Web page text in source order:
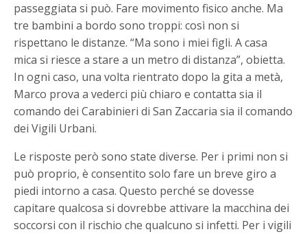
passeggiata si può. Fare movimento fisico anche. Ma
tre bambini a bordo sono troppi: così non si
rispettano le distanze. “Ma sono i miei figli. A casa
mica si riesce a stare a un metro di distanza”, obietta.
In ogni caso, una volta rientrato dopo la gita a metà,
Marco prova a vederci più chiaro e contatta sia il
comando dei Carabinieri di San Zaccaria sia il comando
dei Vigili Urbani.
Le risposte però sono state diverse. Per i primi non si
può proprio, è consentito solo fare un breve giro a
piedi intorno a casa. Questo perché se dovesse
capitare qualcosa si dovrebbe attivare la macchina dei
soccorsi con il rischio che qualcuno si infetti. Per i vigili